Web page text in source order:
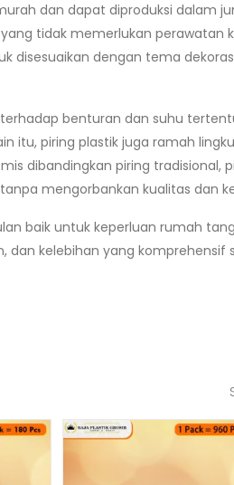
dan dapat diproduksi dalam
tidak memerlukan perawatan
disesuaikan dengan tema
benturan dan suhu
itu, piring plastik juga ramah
dibandingkan piring tradisional,
mengorbankan kualitas dan
baik untuk keperluan rumah
dan kelebihan yang